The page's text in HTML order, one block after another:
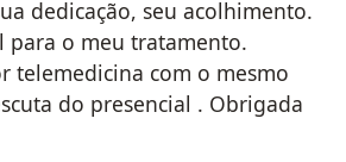
dedicação, seu acolhimento.
para o meu tratamento.
telemedicina com o mesmo
do presencial . Obrigada